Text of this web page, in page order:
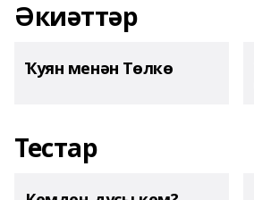
Әкиәттәр
Ҡуян менән Төлкө
Тестар